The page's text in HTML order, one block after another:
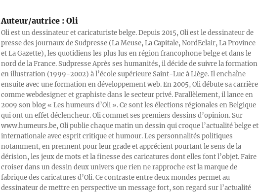
Auteur/autrice :Oli
Oli est un dessinateur et caricaturiste belge. Depuis 2015, Oli est le dessinateur de
presse des journaux de Sudpresse (La Meuse, La Capitale, NordEclair, La Province
et La Gazette), les quotidiens les plus lus en région francophone belge et dans le
nord de la France. Sudpresse Après ses humanités, il décide de suivre la formation
en illustration (1999-2002) à l’école supérieure Saint-Luc à Liège. Il enchaîne
ensuite avec une formation en développement web. En 2005, Oli débute sa carrière
comme webdesigner et graphiste dans le secteur privé. Parallèlement, il lance en
2009 son blog « Les humeurs d’Oli ». Ce sont les élections régionales en Belgique
qui ont un effet déclencheur. Oli commet ses premiers dessins d’opinion. Sur
www.humeurs.be, Oli publie chaque matin un dessin qui croque l’actualité belge et
internationale avec esprit critique et humour. Les personnalités politiques
notamment, en prennent pour leur grade et apprécient pourtant le sens de la
dérision, les jeux de mots et la finesse des caricatures dont elles font l’objet. Faire
croiser dans un dessin deux univers que rien ne rapproche est la marque de
fabrique des caricatures d’Oli. Ce contraste entre deux mondes permet au
dessinateur de mettre en perspective un message fort, son regard sur l’actualité